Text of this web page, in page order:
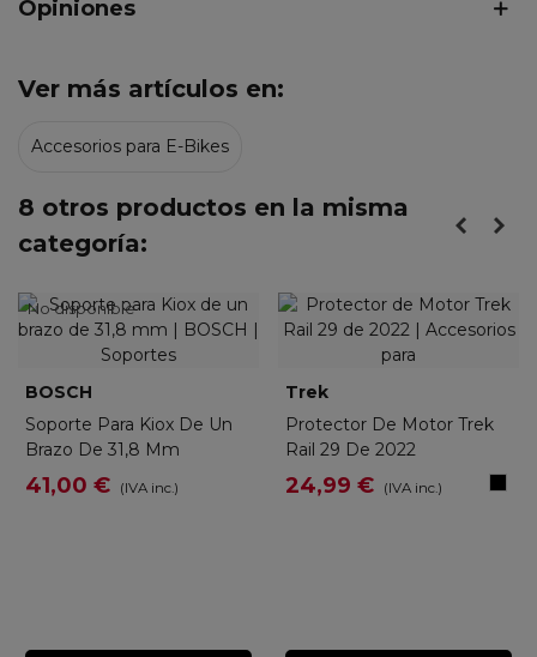
Opiniones
Ver más artículos en:
Accesorios para E-Bikes
8 otros productos en la misma
categoría:
No disponible
BOSCH
Soporte Para Kiox De Un
Brazo De 31,8 Mm
41,00 € (IVA inc.)
Trek
Protector De Motor Trek
Rail 29 De 2022
24,99 € (IVA inc.)